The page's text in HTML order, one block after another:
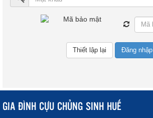
Đăng nhập
GIA ĐÌNH CỰU CHỦNG SINH HUẾ